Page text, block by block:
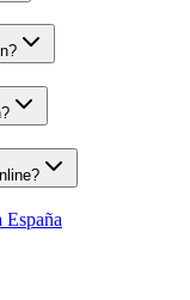
España